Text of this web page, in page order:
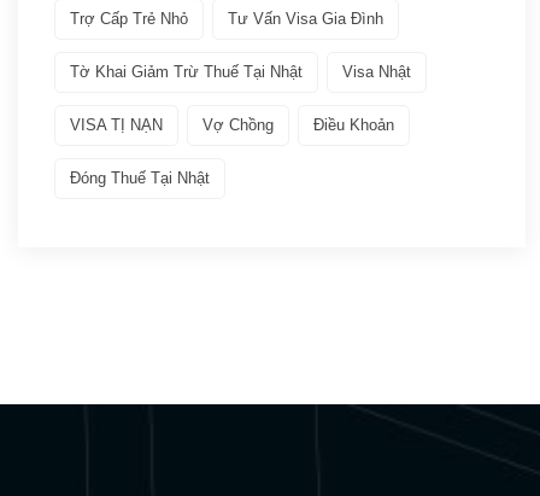
Làm việc tai Nhật(12)
Lưu trú ngắn hạn(2)
Trợ Cấp Trẻ Nhỏ Tư Vấn Visa Gia Đình
Tờ Khai Giảm Trừ Thuế Tại Nhật Visa Nhật
VISA TỊ NẠN Vợ Chồng Điều Khoản
Đóng Thuế Tại Nhật